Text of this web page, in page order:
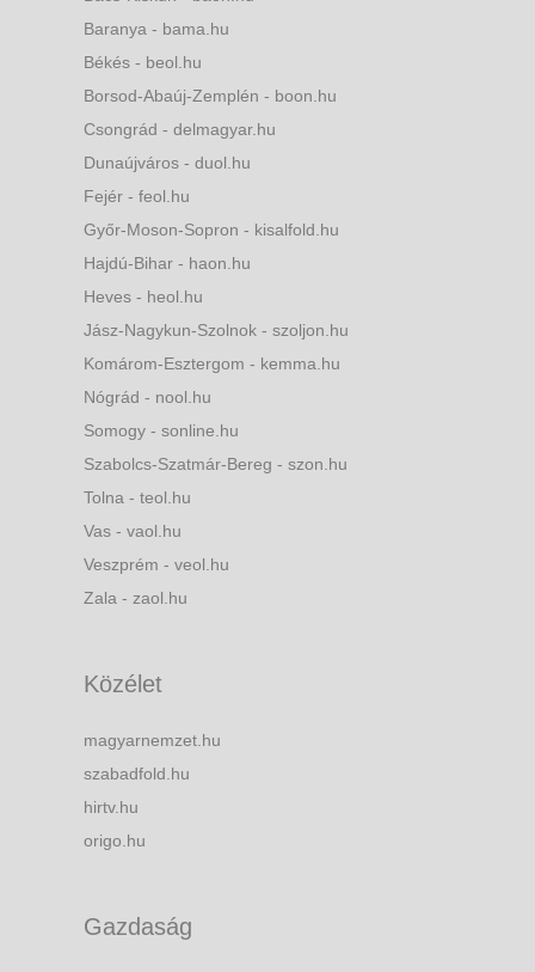
Baranya - bama.hu
Békés - beol.hu
Borsod-Abaúj-Zemplén - boon.hu
Csongrád - delmagyar.hu
Dunaújváros - duol.hu
Fejér - feol.hu
Győr-Moson-Sopron - kisalfold.hu
Hajdú-Bihar - haon.hu
Heves - heol.hu
Jász-Nagykun-Szolnok - szoljon.hu
Komárom-Esztergom - kemma.hu
Nógrád - nool.hu
Somogy - sonline.hu
Szabolcs-Szatmár-Bereg - szon.hu
Tolna - teol.hu
Vas - vaol.hu
Veszprém - veol.hu
Zala - zaol.hu
Közélet
magyarnemzet.hu
szabadfold.hu
hirtv.hu
origo.hu
Gazdaság